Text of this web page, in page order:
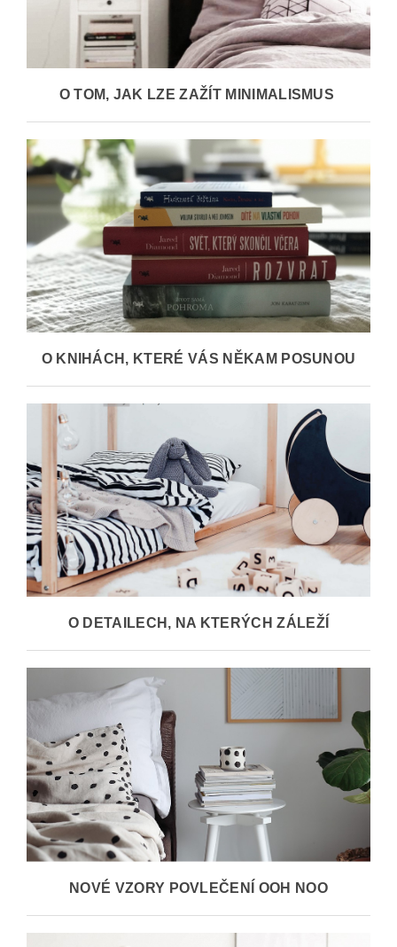
O TOM, JAK LZE ZAŽÍT MINIMALISMUS
O KNIHÁCH, KTERÉ VÁS NĚKAM POSUNOU
O DETAILECH, NA KTERÝCH ZÁLEŽÍ
NOVÉ VZORY POVLEČENÍ OOH NOO